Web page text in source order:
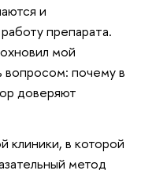
и
препарата.
мой
вопросом: почему в
доверяют
клиники, в которой
метод